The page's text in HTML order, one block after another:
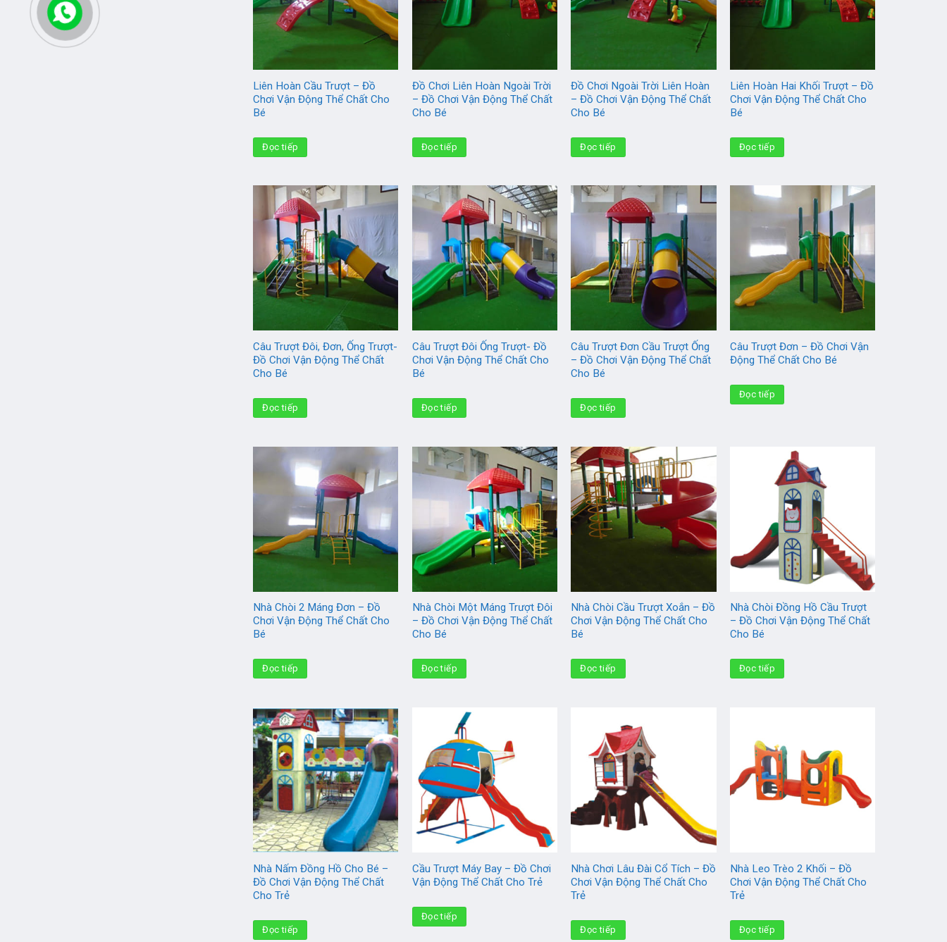
Liên Hoàn Cầu Trượt – Đồ
Chơi Vận Động Thể Chất Cho
Bé
Đọc tiếp
Đồ Chơi Liên Hoàn Ngoài Trời
– Đồ Chơi Vận Động Thể Chất
Cho Bé
Đọc tiếp
Đồ Chơi Ngoài Trời Liên Hoàn
– Đồ Chơi Vận Động Thể Chất
Cho Bé
Đọc tiếp
Liên Hoàn Hai Khối Trượt – Đồ
Chơi Vận Động Thể Chất Cho
Bé
Đọc tiếp
Câu Trượt Đôi, Đơn, Ống Trượt-
Đồ Chơi Vận Động Thể Chất
Cho Bé
Đọc tiếp
Câu Trượt Đôi Ống Trượt- Đồ
Chơi Vận Động Thể Chất Cho
Bé
Đọc tiếp
Câu Trượt Đơn Cầu Trượt Ống
– Đồ Chơi Vận Động Thể Chất
Cho Bé
Đọc tiếp
Câu Trượt Đơn – Đồ Chơi Vận
Động Thể Chất Cho Bé
Đọc tiếp
Nhà Chòi 2 Máng Đơn – Đồ
Chơi Vận Động Thể Chất Cho
Bé
Đọc tiếp
Nhà Chòi Một Máng Trượt Đôi
– Đồ Chơi Vận Động Thể Chất
Cho Bé
Đọc tiếp
Nhà Chòi Cầu Trượt Xoắn – Đồ
Chơi Vận Động Thể Chất Cho
Bé
Đọc tiếp
Nhà Chòi Đồng Hồ Cầu Trượt
– Đồ Chơi Vận Động Thể Chất
Cho Bé
Đọc tiếp
Nhà Nấm Đồng Hồ Cho Bé –
Đồ Chơi Vận Động Thể Chất
Cho Trẻ
Đọc tiếp
Cầu Trượt Máy Bay – Đồ Chơi
Vận Động Thể Chất Cho Trẻ
Đọc tiếp
Nhà Chơi Lâu Đài Cổ Tích – Đồ
Chơi Vận Động Thể Chất Cho
Trẻ
Đọc tiếp
Nhà Leo Trèo 2 Khối – Đồ
Chơi Vận Động Thể Chất Cho
Trẻ
Đọc tiếp